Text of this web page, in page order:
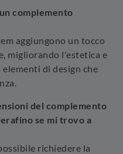
complemento
aggiungono un tocco
migliorando l'estetica e
di design che
del complemento
se mi trovo a
richiedere la